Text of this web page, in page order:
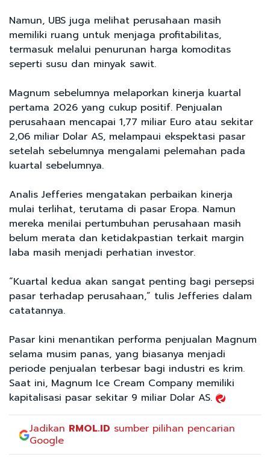
Namun, UBS juga melihat perusahaan masih
memiliki ruang untuk menjaga profitabilitas,
termasuk melalui penurunan harga komoditas
seperti susu dan minyak sawit.
Magnum sebelumnya melaporkan kinerja kuartal
pertama 2026 yang cukup positif. Penjualan
perusahaan mencapai 1,77 miliar Euro atau sekitar
2,06 miliar Dolar AS, melampaui ekspektasi pasar
setelah sebelumnya mengalami pelemahan pada
kuartal sebelumnya.
Analis Jefferies mengatakan perbaikan kinerja
mulai terlihat, terutama di pasar Eropa. Namun
mereka menilai pertumbuhan perusahaan masih
belum merata dan ketidakpastian terkait margin
laba masih menjadi perhatian investor.
“Kuartal kedua akan sangat penting bagi persepsi
pasar terhadap perusahaan,” tulis Jefferies dalam
catatannya.
Pasar kini menantikan performa penjualan Magnum
selama musim panas, yang biasanya menjadi
periode penjualan terbesar bagi industri es krim.
Saat ini, Magnum Ice Cream Company memiliki
kapitalisasi pasar sekitar 9 miliar Dolar AS.
Jadikan RMOL.ID sumber pilihan pencarian
Google